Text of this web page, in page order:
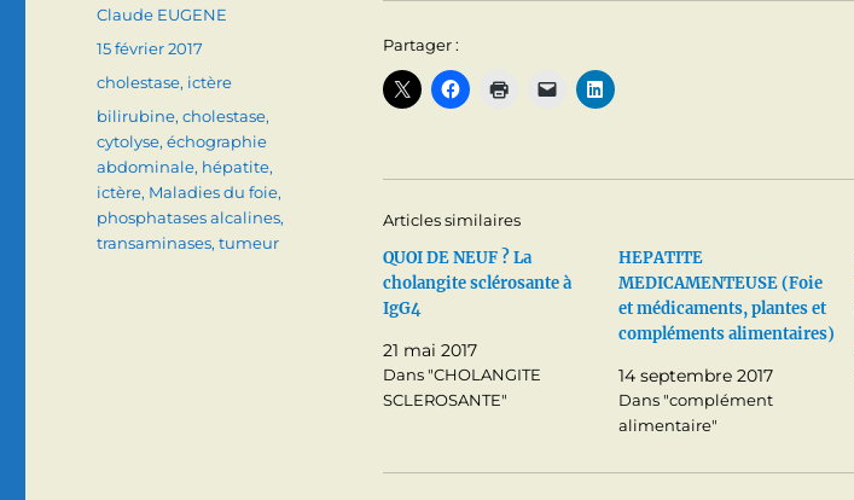
Partager :
Articles similaires
QUOI DE NEUF ? La
cholangite sclérosante à
IgG4
21 mai 2017
Dans "CHOLANGITE
SCLEROSANTE"
HEPATITE
MEDICAMENTEUSE (Foie
et médicaments, plantes et
compléments alimentaires)
14 septembre 2017
Dans "complément
alimentaire"
Auteur
Claude EUGENE
Publié
le
15 février 2017
Catégories
cholestase, ictère
Étiquettes
bilirubine,cholestase,
cytolyse,échographie
abdominale, hépatite,
ictère, Maladies du foie,
phosphatases alcalines,
transaminases,tumeur